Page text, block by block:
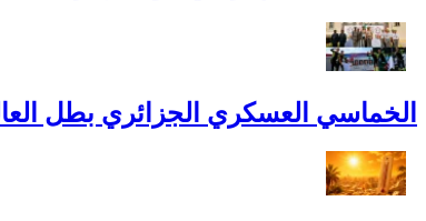
الخماسي العسكري الجزائري بطل